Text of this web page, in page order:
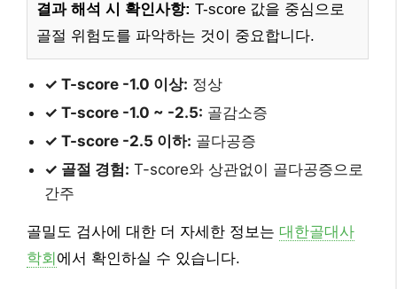
결과 해석 시 확인사항: T-score 값을 중심으로
골절 위험도를 파악하는 것이 중요합니다.
✓ T-score -1.0 이상: 정상
✓ T-score -1.0 ~ -2.5: 골감소증
✓ T-score -2.5 이하: 골다공증
✓ 골절 경험: T-score와 상관없이 골다공증으로
간주
골밀도 검사에 대한 더 자세한 정보는 대한골대사
학회 에서 확인하실 수 있습니다.